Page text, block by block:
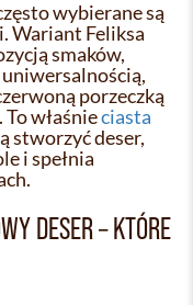
wybierane są
Wariant Feliksa
smaków,
porzeczką
właśnieciasta
stworzyć deser,
i spełnia
DESER – KTÓRE